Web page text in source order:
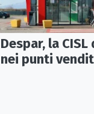
Despar, la
nei punti